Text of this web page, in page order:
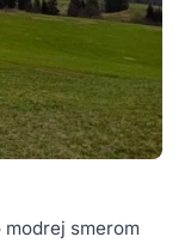
modrej smerom